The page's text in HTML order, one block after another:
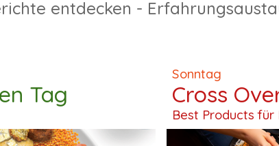
entdecken -
Tag
Sonntag
Cross
Best Products für